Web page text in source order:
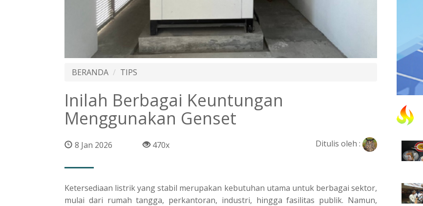
BERANDA TIPS
Inilah Berbagai Keuntungan
Menggunakan Genset
8 Jan 2026 470x Ditulis oleh :
Ketersediaan listrik yang stabil merupakan kebutuhan utama untuk berbagai sektor,
mulai dari rumah tangga, perkantoran, industri, hingga fasilitas publik. Namun,